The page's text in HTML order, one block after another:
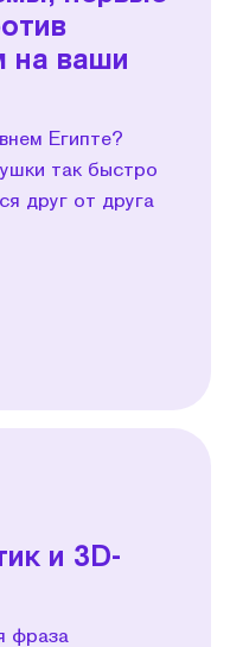
на ваши
Египте?
так быстро
друг от друга
и 3D-
фраза